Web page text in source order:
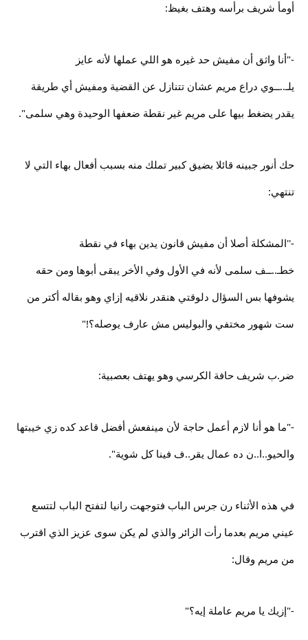
أومأ شريف برأسه وهتف بغيظ:
-"أنا واثق أن مفيش حد غيره هو اللي عملها لأنه عايز
يلـ..ــوي دراع مريم عشان تتنازل عن القضية ومفيش أي طريقة
يقدر يضغط بيها على مريم غير نقطة ضعفها الوحيدة وهي سلمى".
حك أنور جبينه قائلا بضيق كبير تملك منه بسبب أفعال بهاء التي لا
تنتهي:
-''المشكلة أصلا أن مفيش قانون يدين بهاء في نقطة
خطـ..ــف سلمى لأنه في الأول وفي الأخر يبقى أبوها ومن حقه
يشوفها بس السؤال دلوقتي هنقدر نلاقيه إزاي وهو بقاله أكتر من
ست شهور مختفي والبوليس مش عارف يوصله؟!"
ضر.ب شريف حافة الكرسي وهو يهتف بعصبية:
-"ما هو أنا لازم أعمل حاجة لأن مينفعش أفضل قاعد كده زي خيبتها
والحيو..ا..ن ده عمال يقر..ف فينا كل شوية".
في هذه الأثناء رن جرس الباب فتوجهت رانيا لتفتح الباب لتتسع
عيني مريم بعدما رأت الزائر والذي لم يكن سوى عزيز الذي اقترب
من مريم وقال:
-"إزيك يا مريم عاملة إيه؟"